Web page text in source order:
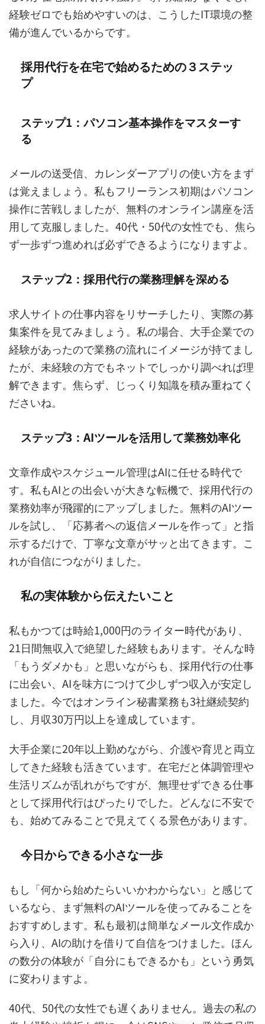
経験ゼロでも始めやすいのは、こうしたIT環境の整
備が進んでいるからです。
採用代行を在宅で始めるための３ステッ
プ
ステップ1：パソコン基本操作をマスターす
る
メールの送受信、カレンダーアプリの使い方をまず
は覚えましょう。私もフリーランス初期はパソコン
操作に苦戦しましたが、無料のオンライン講座を活
用して克服しました。40代・50代の女性でも、焦ら
ず一歩ずつ進めれば必ずできるようになりますよ。
ステップ2：採用代行の業務理解を深める
求人サイトの仕事内容をリサーチしたり、実際の募
集案件を見てみましょう。私の場合、大手企業での
経験があったので業務の流れにイメージが持てまし
たが、未経験の方でもネットでしっかり調べれば理
解できます。焦らず、じっくり知識を積み重ねてく
ださいね。
ステップ3：AIツールを活用して業務効率化
文章作成やスケジュール管理はAIに任せる時代で
す。私もAIとの出会いが大きな転機で、採用代行の
業務効率が飛躍的にアップしました。無料のAIツー
ルを試し、「応募者への返信メールを作って」と指
示するだけで、丁寧な文章がサッと出てきます。こ
れが自信につながりました。
私の実体験から伝えたいこと
私もかつては時給1,000円のライター時代があり、
21日間無収入で絶望した経験もあります。そんな時
「もうダメかも」と思いながらも、採用代行の仕事
に出会い、AIを味方につけて少しずつ収入が安定し
ました。今ではオンライン秘書業務も3社継続契約
し、月収30万円以上を達成しています。
大手企業に20年以上勤めながら、介護や育児と両立
してきた経験も活きています。在宅だと体調管理や
生活リズムが乱れがちですが、無理せずできる仕事
として採用代行はぴったりでした。どんなに不安で
も、始めてみることで見えてくる景色があります。
今日からできる小さな一歩
もし「何から始めたらいいかわからない」と感じて
いるなら、まず無料のAIツールを使ってみることを
おすすめします。私も最初は簡単なメール文作成か
ら入り、AIの助けを借りて自信をつけました。ほん
の数分の体験が「自分にもできるかも」という勇気
に変わりますよ。
40代、50代の女性でも遅くありません。過去の私の